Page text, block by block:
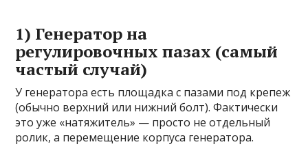
1) Генератор на
регулировочных пазах (самый
частый случай)
У генератора есть площадка с пазами под крепеж
(обычно верхний или нижний болт). Фактически
это уже «натяжитель» — просто не отдельный
ролик, а перемещение корпуса генератора.